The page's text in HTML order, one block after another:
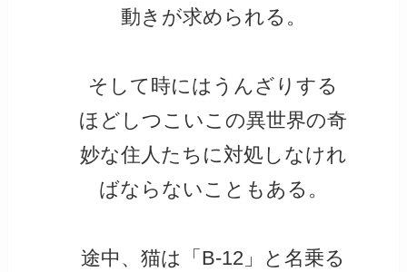
動きが求められる。
そして時にはうんざりする
ほどしつこいこの異世界の奇
妙な住人たちに対処しなけれ
ばならないこともある。
途中、猫は「B-12」と名乗る